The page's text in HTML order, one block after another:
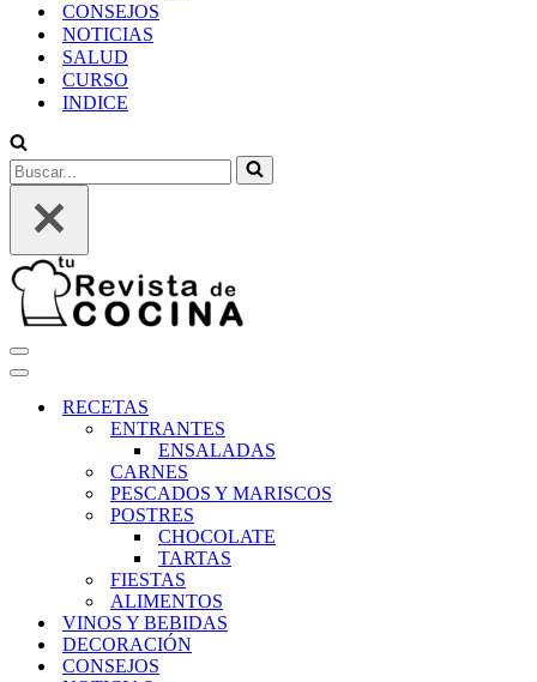
CONSEJOS
NOTICIAS
SALUD
CURSO
INDICE
Buscar...
Menú
de
Menú
navegaciónRECETAS
ENTRANTES
ENSALADAS
CARNES
PESCADOS Y MARISCOS
POSTRES
CHOCOLATE
TARTAS
FIESTAS
ALIMENTOS
VINOS Y BEBIDAS
DECORACIÓN
CONSEJOS